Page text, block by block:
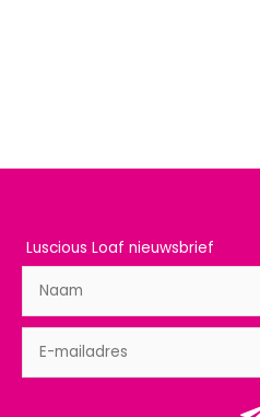
Luscious Loaf nieuwsbrief